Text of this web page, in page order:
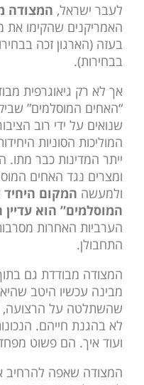
לעבר ישראל, המצודה
האמריקנים שהקימו את
בבחירות).
אך לא רק גיאוגרפית
“האחים המוסלמים”
שנואים על ידי רוב
המוליכות הסוניות
ייתר המדינות כבר
ומצרים נגד האחים
ולמעשה המקום
המוסלמים” הוא
התחבולן.
המצודה מבודדת גם
מבינה עכשיו היטב
שהשתלטה על הרצועה,
לא בהגנת חייהם.
ועוד איך. הם פשוט
המצודה שאפה להרחיב